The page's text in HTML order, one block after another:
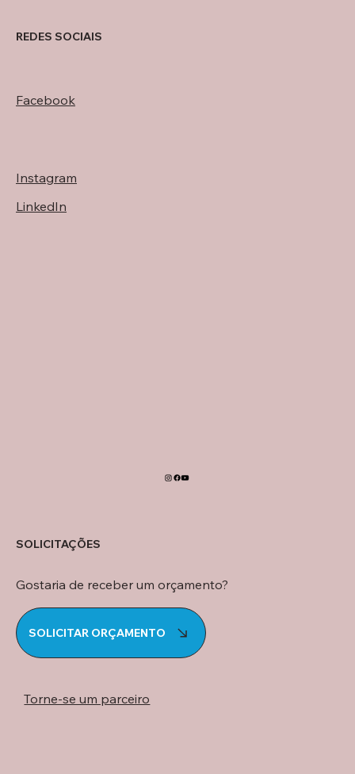
REDES SOCIAIS
Facebook
Instagram
LinkedIn
SOLICITAÇÕES
Gostaria de receber um orçamento?
SOLICITAR ORÇAMENTO
Torne-se um parceiro